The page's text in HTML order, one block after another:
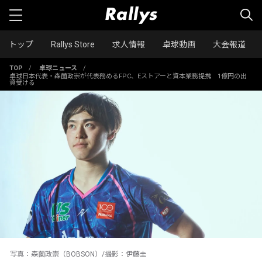
トップ Rallys Store 求人情報 卓球動画 大会報道
TOP / 卓球ニュース
/
卓球日本代表・森薗政崇が代表務めるFPC、Eストアーと資本業務提携 1億円の出
資受ける
写真：森薗政崇（BOBSON）/撮影：伊藤圭